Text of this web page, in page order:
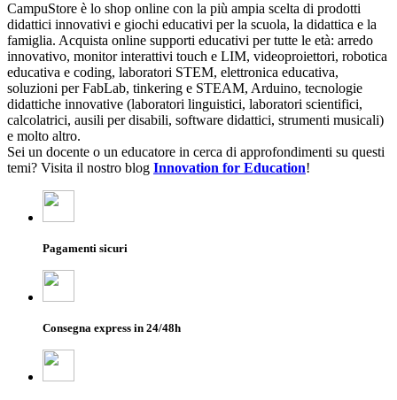
CampuStore è lo shop online con la più ampia scelta di prodotti
didattici innovativi e giochi educativi per la scuola, la didattica e la
famiglia. Acquista online supporti educativi per tutte le età: arredo
innovativo, monitor interattivi touch e LIM, videoproiettori, robotica
educativa e coding, laboratori STEM, elettronica educativa,
soluzioni per FabLab, tinkering e STEAM, Arduino, tecnologie
didattiche innovative (laboratori linguistici, laboratori scientifici,
calcolatrici, ausili per disabili, software didattici, strumenti musicali)
e molto altro.
Sei un docente o un educatore in cerca di approfondimenti su questi
temi? Visita il nostro blog Innovation for Education!
Pagamenti sicuri
Consegna express in 24/48h